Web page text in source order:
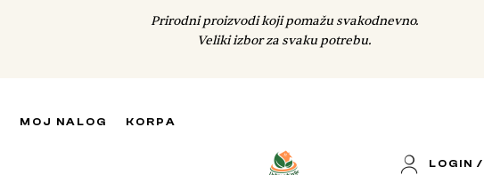
Prirodni proizvodi koji pomažu svakodnevno.
Veliki izbor za svaku potrebu.
MOJ NALOG KORPA
LOGIN